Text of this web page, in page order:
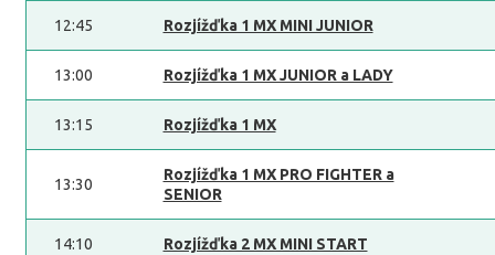
12:45 Rozjížďka 1 MX MINI JUNIOR
13:00 Rozjížďka 1 MX JUNIOR a LADY
13:15 Rozjížďka 1 MX
13:30
Rozjížďka 1 MX PRO FIGHTER a
SENIOR
14:10 Rozjížďka 2 MX MINI START